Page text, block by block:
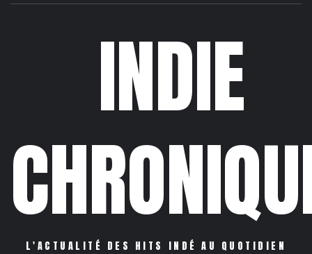
INDIE
L'ACTUALITÉ DES HITS INDÉ AU QUOTIDIEN